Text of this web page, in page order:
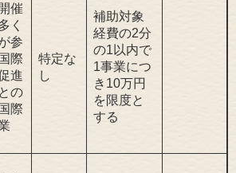
催
く
参
際
進
の
際
特定な
し
補助対象
経費の2分
の1以内で
1事業につ
き10万円
を限度と
する